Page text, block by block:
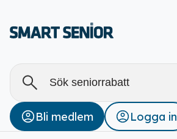
Alla
Rabatter (0)
Bli medlem Logga in